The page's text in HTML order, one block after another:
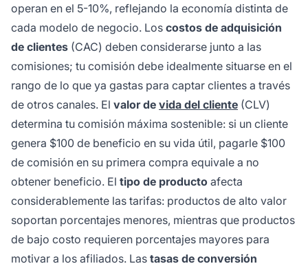
operan en el 5-10%, reflejando la economía distinta de
cada modelo de negocio. Los costos de adquisición
de clientes (CAC) deben considerarse junto a las
comisiones; tu comisión debe idealmente situarse en el
rango de lo que ya gastas para captar clientes a través
de otros canales. El valor de vida del cliente (CLV)
determina tu comisión máxima sostenible: si un cliente
genera $100 de beneficio en su vida útil, pagarle $100
de comisión en su primera compra equivale a no
obtener beneficio. El tipo de producto afecta
considerablemente las tarifas: productos de alto valor
soportan porcentajes menores, mientras que productos
de bajo costo requieren porcentajes mayores para
motivar a los afiliados. Las tasas de conversión